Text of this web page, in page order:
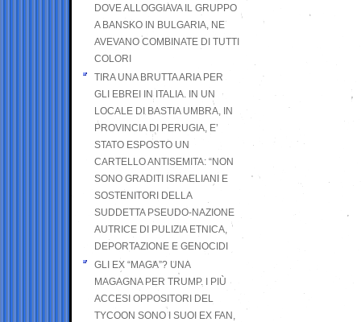
DOVE ALLOGGIAVA IL GRUPPO
A BANSKO IN BULGARIA, NE
AVEVANO COMBINATE DI TUTTI
COLORI
TIRA UNA BRUTTA ARIA PER
GLI EBREI IN ITALIA. IN UN
LOCALE DI BASTIA UMBRA, IN
PROVINCIA DI PERUGIA, E’
STATO ESPOSTO UN
CARTELLO ANTISEMITA: “NON
SONO GRADITI ISRAELIANI E
SOSTENITORI DELLA
SUDDETTA PSEUDO-NAZIONE
AUTRICE DI PULIZIA ETNICA,
DEPORTAZIONE E GENOCIDI
GLI EX “MAGA”? UNA
MAGAGNA PER TRUMP. I PIÙ
ACCESI OPPOSITORI DEL
TYCOON SONO I SUOI EX FAN,